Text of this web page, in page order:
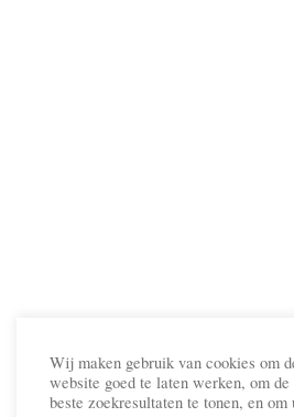
Wij maken gebruik van cookies om
website goed te laten werken, om de
beste zoekresultaten te tonen, en om